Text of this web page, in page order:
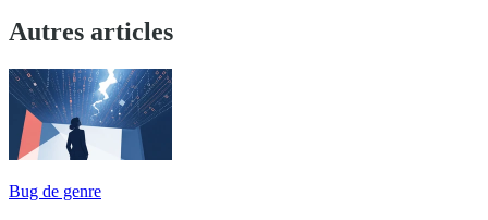
Autres articles
Bug de genre